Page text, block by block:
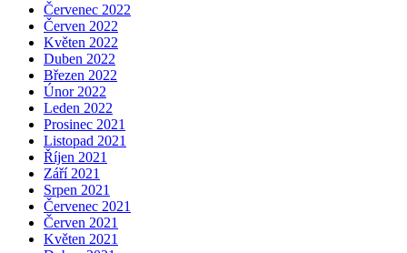
Červenec 2022
Červen 2022
Květen 2022
Duben 2022
Březen 2022
Únor 2022
Leden 2022
Prosinec 2021
Listopad 2021
Říjen 2021
Září 2021
Srpen 2021
Červenec 2021
Červen 2021
Květen 2021